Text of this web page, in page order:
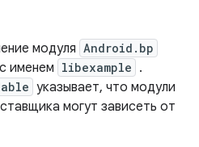
модуля Android.bp
именем libexample .
указывает, что модули
могут зависеть от